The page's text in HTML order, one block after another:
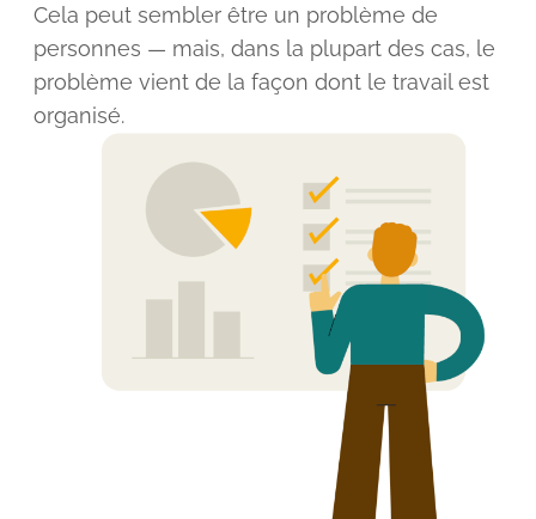
Cela peut sembler être un problème de
personnes — mais, dans la plupart des cas, le
problème vient de la façon dont le travail est
organisé.